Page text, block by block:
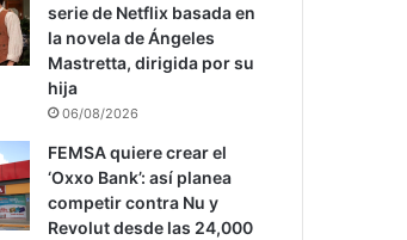
serie de Netflix basada en
la novela de Ángeles
Mastretta, dirigida por su
hija
06/08/2026
FEMSA quiere crear el
‘Oxxo Bank’: así planea
competir contra Nu y
Revolut desde las 24,000